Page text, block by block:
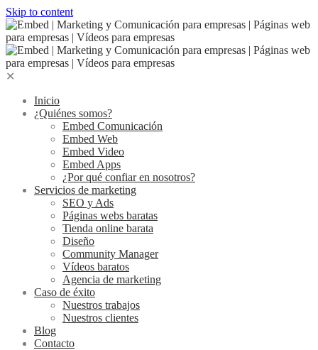
Skip to content
✕
Inicio
¿Quiénes somos?
Embed Comunicación
Embed Web
Embed Video
Embed Apps
¿Por qué confiar en nosotros?
Servicios de marketing
SEO y Ads
Páginas webs baratas
Tienda online barata
Diseño
Community Manager
Vídeos baratos
Agencia de marketing
Caso de éxito
Nuestros trabajos
Nuestros clientes
Blog
Contacto